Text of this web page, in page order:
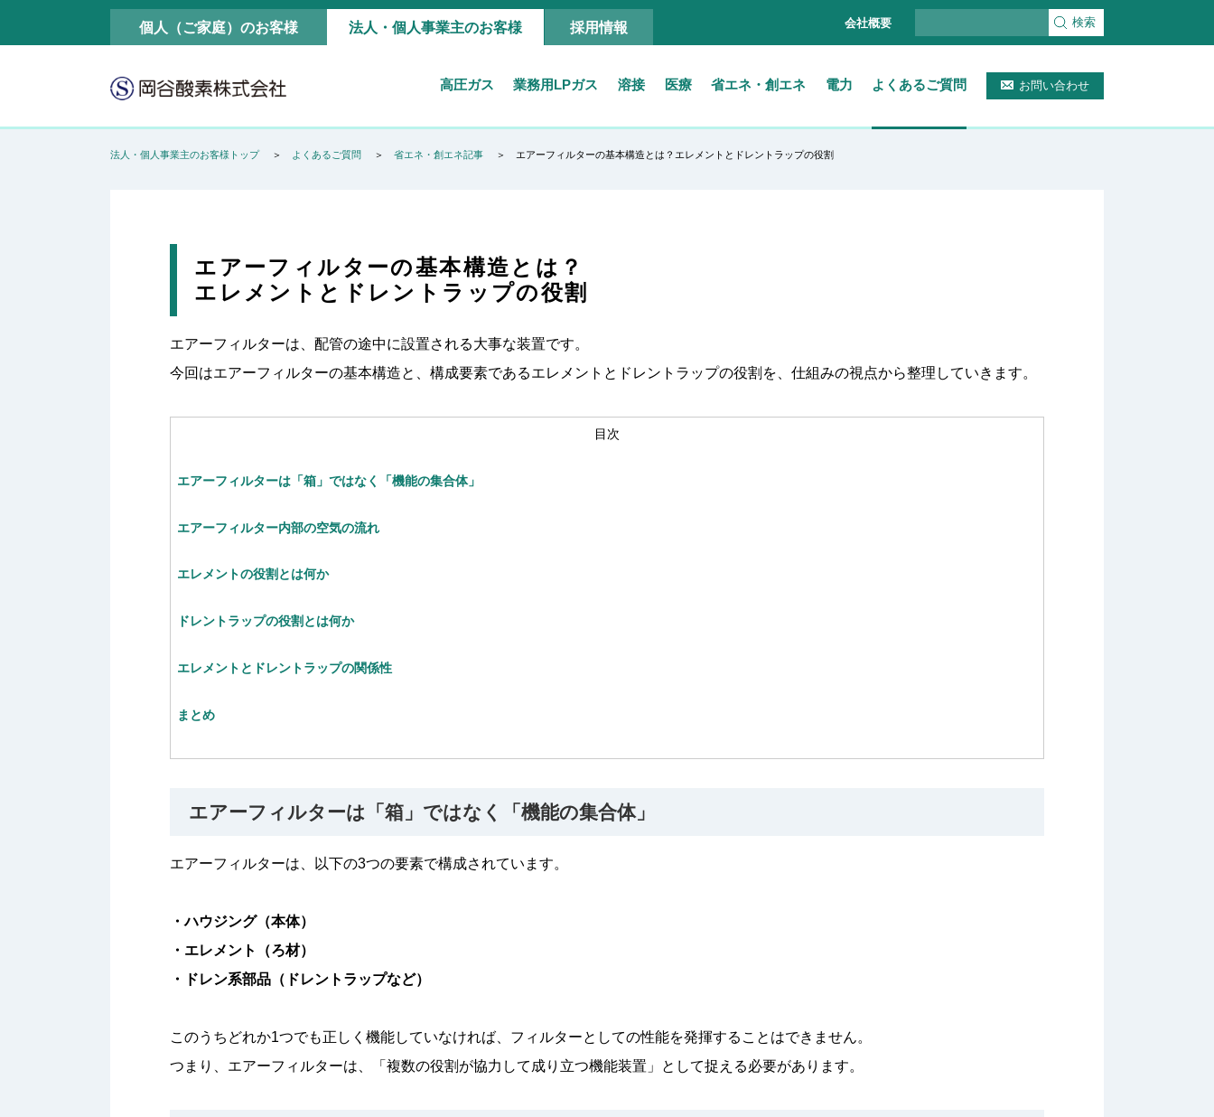
個人（ご家庭）のお客様 法人・個人事業主のお客様 採用情報 会社概要 検索
高圧ガス 業務用LPガス 溶接 医療 省エネ・創エネ 電力 よくあるご質問 お問い合わせ
法人・個人事業主のお客様トップ よくあるご質問 省エネ・創エネ記事 エアーフィルターの基本構造とは？エレメントとドレントラップの役割
エアーフィルターの基本構造とは？
エレメントとドレントラップの役割
エアーフィルターは、配管の途中に設置される大事な装置です。
今回はエアーフィルターの基本構造と、構成要素であるエレメントとドレントラップの役割を、仕組みの視点から整理していきます。
目次
エアーフィルターは「箱」ではなく「機能の集合体」
エアーフィルター内部の空気の流れ
エレメントの役割とは何か
ドレントラップの役割とは何か
エレメントとドレントラップの関係性
まとめ
エアーフィルターは「箱」ではなく「機能の集合体」
エアーフィルターは、以下の3つの要素で構成されています。
・ハウジング（本体）
・エレメント（ろ材）
・ドレン系部品（ドレントラップなど）
このうちどれか1つでも正しく機能していなければ、フィルターとしての性能を発揮することはできません。
つまり、エアーフィルターは、「複数の役割が協力して成り立つ機能装置」として捉える必要があります。